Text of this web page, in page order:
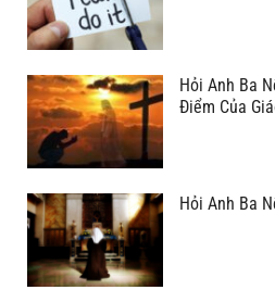
Hỏi Anh Ba
Điểm Của
Hỏi Anh Ba